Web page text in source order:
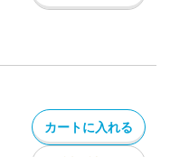
カートに入れる